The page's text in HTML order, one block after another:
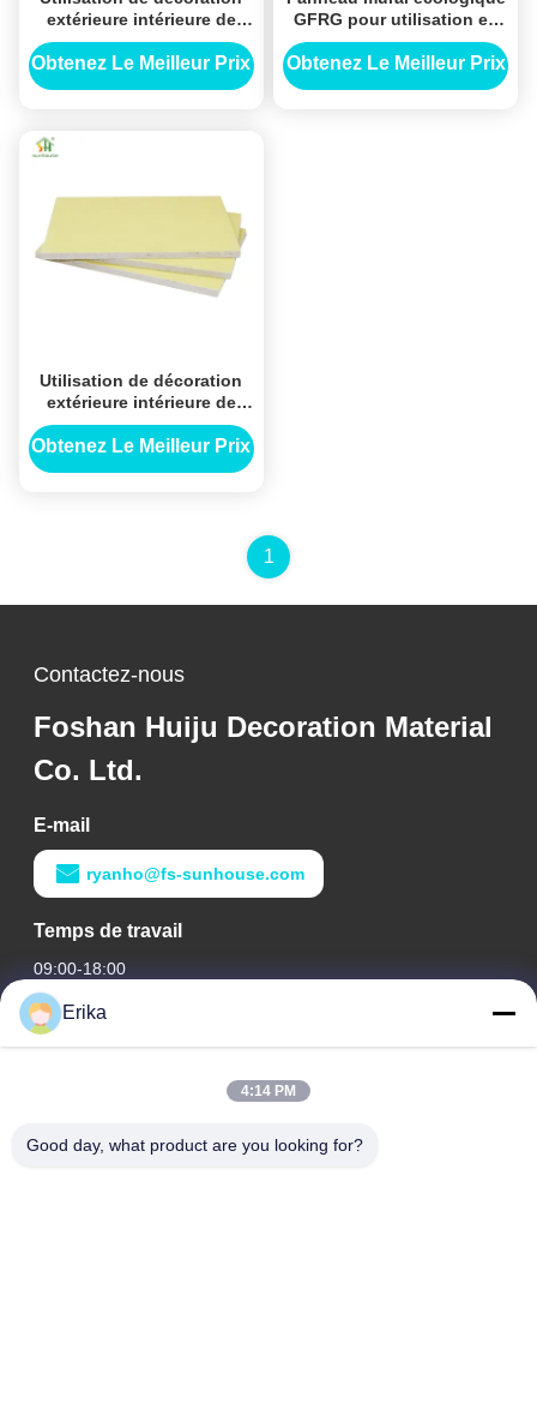
extérieure intérieure de
panneau de fibre de verre
GFRG pour l'utilisation
Obtenez Le Meilleur Prix
GFRG pour utilisation en
décoration intérieure et
extérieure
Obtenez Le Meilleur Prix
Utilisation de décoration
extérieure intérieure de
panneau de panneau mural
GFRG pour l'utilisation
Obtenez Le Meilleur Prix
1
Contactez-nous
Foshan Huiju Decoration Material
Co. Ltd.
E-mail
ryanho@fs-sunhouse.com
Temps de travail
09:00-18:00
Notre adresse
Édifice international Weiye, n° 75 rue Lingnan, ville de Dali,
Erika
4:14 PM
Good day, what product are you looking for?